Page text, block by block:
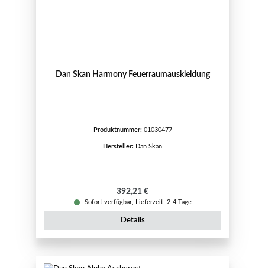
Dan Skan Harmony Feuerraumauskleidung
Produktnummer: 01030477
Hersteller: Dan Skan
Regulärer Preis:
392,21 €
Sofort verfügbar, Lieferzeit: 2-4 Tage
Details